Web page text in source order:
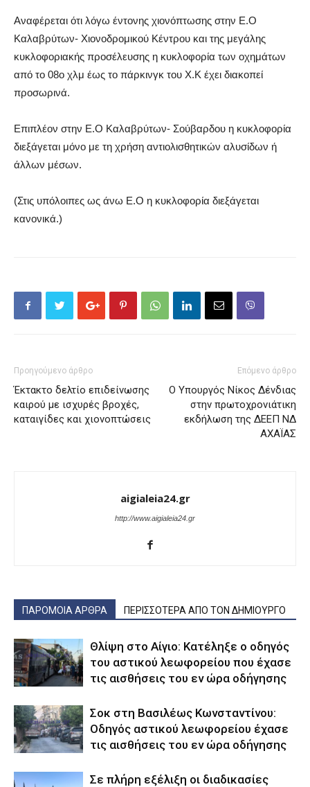
Αναφέρεται ότι λόγω έντονης χιονόπτωσης στην Ε.Ο
Καλαβρύτων- Χιονοδρομικού Κέντρου και της μεγάλης
κυκλοφοριακής προσέλευσης η κυκλοφορία των οχημάτων
από το 08ο χλμ έως το πάρκινγκ του Χ.Κ έχει διακοπεί
προσωρινά.
Επιπλέον στην Ε.Ο Καλαβρύτων- Σούβαρδου η κυκλοφορία
διεξάγεται μόνο με τη χρήση αντιολισθητικών αλυσίδων ή
άλλων μέσων.
(Στις υπόλοιπες ως άνω Ε.Ο η κυκλοφορία διεξάγεται
κανονικά.)
Προηγούμενο άρθρο
Έκτακτο δελτίο επιδείνωσης
καιρού με ισχυρές βροχές,
καταιγίδες και χιονοπτώσεις
Επόμενο άρθρο
Ο Υπουργός Νίκος Δένδιας
στην πρωτοχρονιάτικη
εκδήλωση της ΔΕΕΠ ΝΔ
ΑΧΑΪΑΣ
aigialeia24.gr
http://www.aigialeia24.gr
ΠΑΡΟΜΟΙΑ ΑΡΘΡΑ ΠΕΡΙΣΣΟΤΕΡΑ ΑΠΟ ΤΟΝ ΔΗΜΙΟΥΡΓΟ
Θλίψη στο Αίγιο: Κατέληξε ο οδηγός
του αστικού λεωφορείου που έχασε
τις αισθήσεις του εν ώρα οδήγησης
Σοκ στη Βασιλέως Κωνσταντίνου:
Οδηγός αστικού λεωφορείου έχασε
τις αισθήσεις του εν ώρα οδήγησης
Σε πλήρη εξέλιξη οι διαδικασίες